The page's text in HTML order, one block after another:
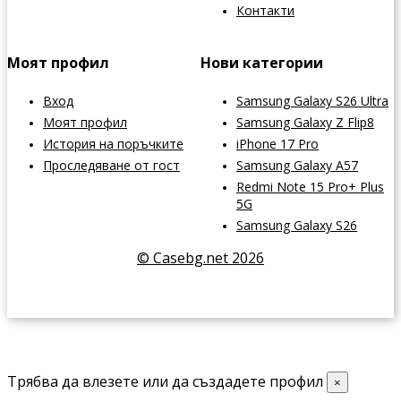
Контакти
Моят профил
Вход
Моят профил
История на поръчките
Проследяване от гост
Нови категории
Samsung Galaxy S26 Ultra
Samsung Galaxy Z Flip8
iPhone 17 Pro
Samsung Galaxy A57
Redmi Note 15 Pro+ Plus
5G
Samsung Galaxy S26
© Casebg.net 2026
Трябва да влезете или да създадете профил ×